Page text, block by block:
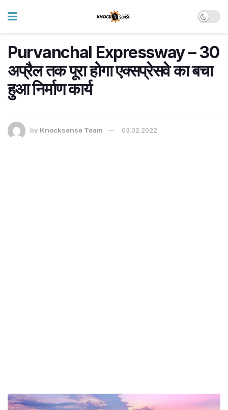
Purvanchal Expressway – 30
अप्रैल तक पूरा होगा एक्सप्रेसवे का बचा
हुआ निर्माण कार्य
by Knocksense Team 03.02.2022